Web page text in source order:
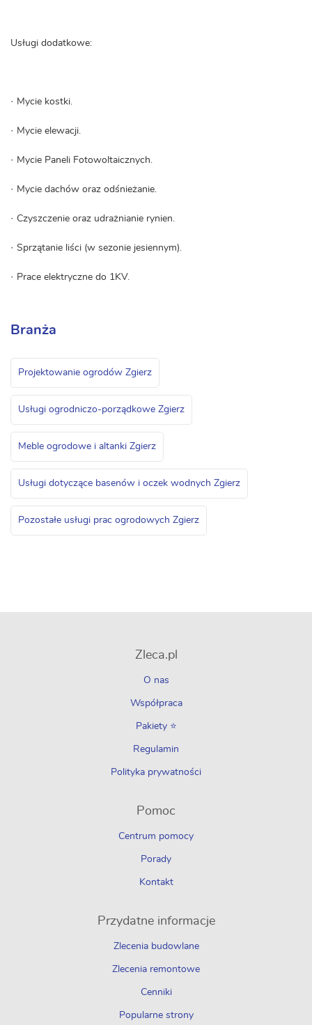
Usługi dodatkowe:
· Mycie kostki.
· Mycie elewacji.
· Mycie Paneli Fotowoltaicznych.
· Mycie dachów oraz odśnieżanie.
· Czyszczenie oraz udrażnianie rynien.
· Sprzątanie liści (w sezonie jesiennym).
· Prace elektryczne do 1KV.
Branża
Projektowanie ogrodów Zgierz
Usługi ogrodniczo-porządkowe Zgierz
Meble ogrodowe i altanki Zgierz
Usługi dotyczące basenów i oczek wodnych Zgierz
Pozostałe usługi prac ogrodowych Zgierz
Zleca.pl
O nas
Współpraca
Pakiety ⭐
Regulamin
Polityka prywatności
Pomoc
Centrum pomocy
Porady
Kontakt
Przydatne informacje
Zlecenia budowlane
Zlecenia remontowe
Cenniki
Popularne strony